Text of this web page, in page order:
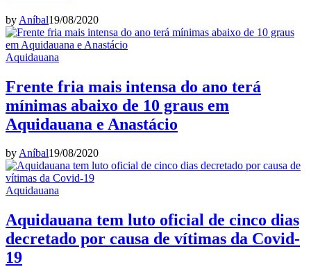
by Aníbal19/08/2020
Aquidauana
Frente fria mais intensa do ano terá
mínimas abaixo de 10 graus em
Aquidauana e Anastácio
byAníbal19/08/2020
Aquidauana
Aquidauana tem luto oficial de cinco dias
decretado por causa de vítimas da Covid-
19